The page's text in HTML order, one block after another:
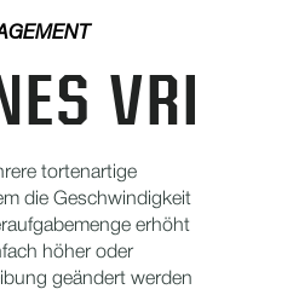
VRI
tortenartige
die Geschwindigkeit
erhöht
höher oder
geändert werden